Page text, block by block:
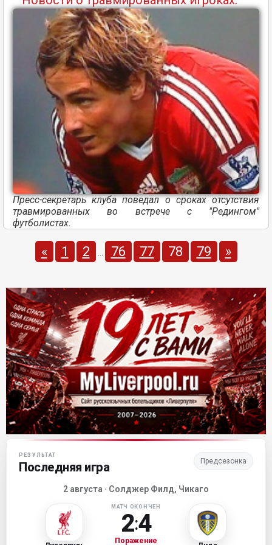
Пресс-секретарь клуба поведал о сроках отсутствия
травмированных во встрече с "Редингом"
футболистах.
« 1 2 76 77 78 79 »
Матч-центр «Ливерпуля»
РЕЗУЛЬТАТ
Последняя игра Предсезонка
2 августа · Солджер Филд, Чикаго
МАТЧ ОКОНЧЕН
2:4
Поражение